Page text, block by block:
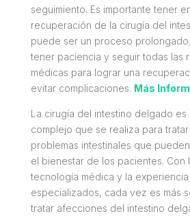
seguimiento. Es importante tener
recuperación de la cirugía del
puede ser un proceso
tener paciencia y seguir todas las
médicas para lograr una
evitar complicaciones. Más
La cirugía del intestino delgado
complejo que se realiza para
problemas intestinales que
el bienestar de los pacientes. Con
tecnología médica y la
especializados, cada vez es más
tratar afecciones del intestino